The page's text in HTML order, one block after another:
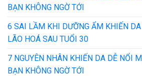
BẠN KHÔNG NGỜ TỚI
6 SAI LẦM KHI DƯỠNG ẨM KHIẾN
LÃO HOÁ SAU TUỔI 30
7 NGUYÊN NHÂN KHIẾN DA DỄ NỔI
BẠN KHÔNG NGỜ TỚI